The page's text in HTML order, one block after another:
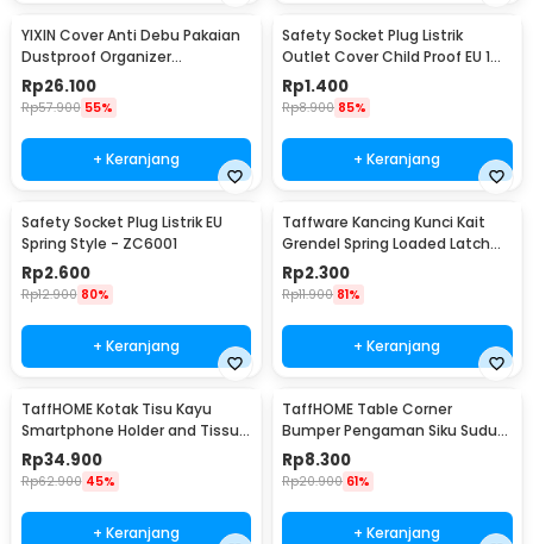
YIXIN Cover Anti Debu Pakaian
Dustproof Organizer
60x30x110cm - PEVA
Rp26.100
Rp57.900 55%
+ Keranjang
Safety Socket Plug Listrik
Outlet Cover Child Proof EU 1
PCS
Rp1.400
Rp8.900 85%
+ Keranjang
Safety Socket Plug Listrik EU
Spring Style - ZC6001
Rp2.600
Rp12.900 80%
+ Keranjang
Taffware Kancing Kunci Kait
Grendel Spring Loaded Latch
Catch Hasp - KAK-J107
Rp2.300
Rp11.900 81%
+ Keranjang
TaffHOME Kotak Tisu Kayu
Smartphone Holder and Tissue
Box - ZJ05
Rp34.900
Rp62.900 45%
+ Keranjang
TaffHOME Table Corner
Bumper Pengaman Siku Sudut
Meja Silicone 10 PCS - FY21
Rp8.300
Rp20.900 61%
+ Keranjang